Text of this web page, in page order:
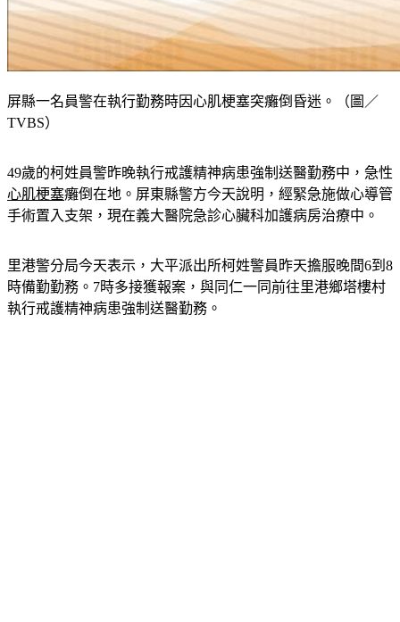
屏縣一名員警在執行勤務時因心肌梗塞突癱倒昏迷。（圖／
49歲的柯姓員警昨晚執行戒護精神病患強制送醫勤務中，急性
心肌梗塞 癱倒在地。屏東縣警方今天說明，經緊急施做心導管
里港警分局今天表示，大平派出所柯姓警員昨天擔服晚間6到8
時備勤勤務。7時多接獲報案，與同仁一同前往里港鄉塔樓村